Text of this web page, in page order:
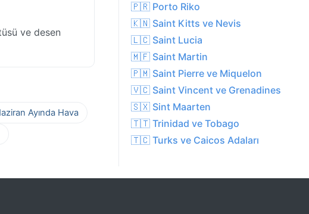
ve desen
Ayında Hava
🇵🇷 Porto Riko
🇰🇳 Saint Kitts ve Nevis
🇱🇨 Saint Lucia
🇲🇫 Saint Martin
🇵🇲 Saint Pierre ve Miquelon
🇻🇨 Saint Vincent ve Grenadines
🇸🇽 Sint Maarten
🇹🇹 Trinidad ve Tobago
🇹🇨 Turks ve Caicos Adaları